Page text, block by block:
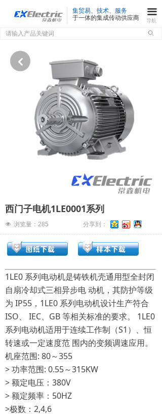
集贸易、技术、服务
于一体的集成传动供应商
끀
导航
ꄙ
낒
西门子电机1LE0001系列
넶 浏览量： 285 分享到：
1LE0 系列电动机是铸铁机壳通用型全封闭
自扇冷却式三相异步电 动机，其防护等级
为 IP55，1LE0 系列电动机设计生产符合
ISO、 IEC、GB 等相关标准的要求。 1LE0
系列电动机适用于连续工作制（S1）、恒
转速或一定速度范 围内的变频调速应用。
机座范围: 80～355
> 功率范围: 0.55～315KW
> 额定电压：380V
> 额定频率：50HZ
>极数：2,4,6